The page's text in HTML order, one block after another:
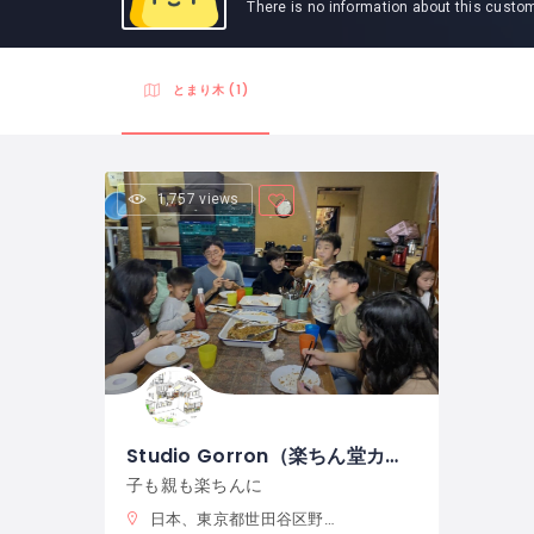
There is no information about this
とまり木 (1)
1,757 views
Studio Gorron（楽ちん堂カフェ）
子も親も楽ちんに
日本、東京都世田谷区野毛２−２８−２３